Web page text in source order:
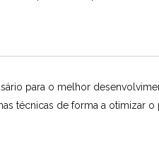
para o melhor
técnicas de forma a otimizar o